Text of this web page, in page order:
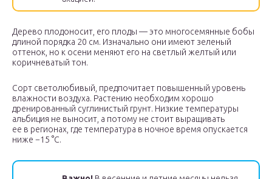
Дерево плодоносит, его плоды — это многосемянные бобы
длиной порядка 20 см. Изначально они имеют зеленый
оттенок, но к осени меняют его на светлый желтый или
коричневатый тон.
Сорт светолюбивый, предпочитает повышенный уровень
влажности воздуха. Растению необходим хорошо
дренированный суглинистый грунт. Низкие температуры
альбиция не выносит, а потому не стоит выращивать
ее в регионах, где температура в ночное время опускается
ниже −15 °С.